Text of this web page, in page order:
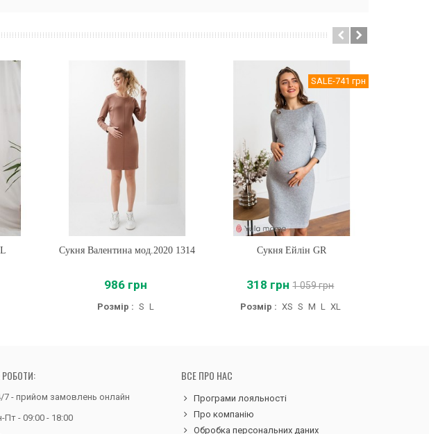
Купити
Сукня Валентина мод.2020 1314
986 грн
Розмір : S L
SALE-741 грн
Купити
Сукня Ейлін GR
318 грн 1 059 грн
Розмір : XS S M L XL
РОБОТИ:
7 - прийом замовлень онлайн
Пт - 09:00 - 18:00
ВСЕ ПРО НАС
Програми лояльності
Про компанію
Обробка персональних даних